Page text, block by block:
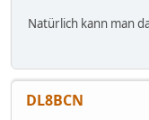
Natürlich kann man
DL8BCN